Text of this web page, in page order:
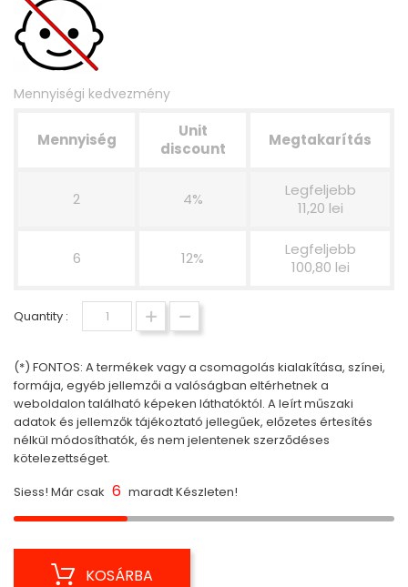
Mennyiségi kedvezmény
Mennyiség
Unit
discount
Megtakarítás
2 4%
Legfeljebb
11,20 lei
6 12%
Legfeljebb
100,80 lei
Quantity :
(*) FONTOS: A termékek vagy a csomagolás kialakítása, színei,
formája, egyéb jellemzői a valóságban eltérhetnek a
weboldalon található képeken láthatóktól. A leírt műszaki
adatok és jellemzők tájékoztató jellegűek, előzetes értesítés
nélkül módosíthatók, és nem jelentenek szerződéses
kötelezettséget.
Siess! Már csak 6 maradt Készleten!
KOSÁRBA